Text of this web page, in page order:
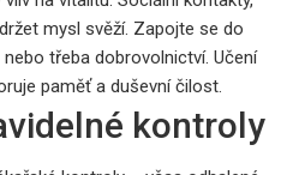
mysl svěží. Zapojte se do
třeba dobrovolnictví. Učení
paměť a duševní čilost.
kontroly